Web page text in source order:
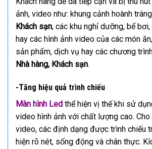
ảnh, video như: khung cảnh hoành
Khách sạn, các khu nghỉ dưỡng, bể
hay các hình ảnh video của các món
sản phẩm, dịch vụ hay các chương
Nhà hàng, Khách sạn.
-Tăng hiệu quả trình chiếu
Màn hình Led thể hiện vị thế khi sử
video hình ảnh với chất lượng cao. Cho
video, các định dạng được trình chiếu
hiện rõ nét, sống động và chân thực.